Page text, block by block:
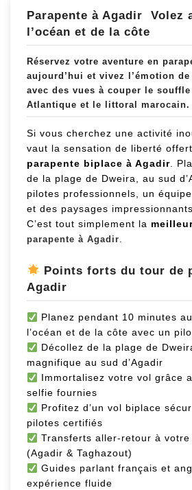
Parapente à Agadir Volez
l’océan et de la côte
Réservez votre aventure en
aujourd’hui et vivez l’émotion
avec des vues à couper le souffle
Atlantique et le littoral marocain.
Si vous cherchez une activité
vaut la sensation de liberté
parapente biplace à Agadir .
de la plage de Dweira, au sud
pilotes professionnels, un
et des paysages
C’est tout simplement la
parapente à Agadir
Points forts du tour de
Agadir
Planez pendant 10 minutes
l’océan et de la côte avec un
Décollez de la plage de
magnifique au sud d’Agadir
Immortalisez votre vol grâce
selfie fournies
Profitez d’un vol biplace
pilotes certifiés
Transferts aller-retour à
(Agadir & Taghazout)
Guides parlant français et
expérience fluide